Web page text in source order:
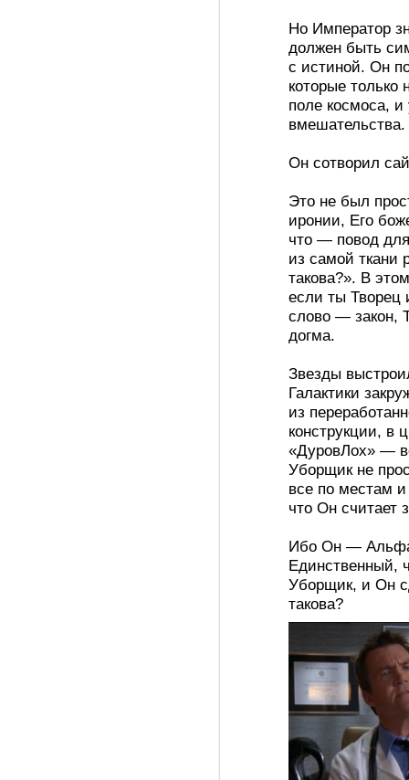
Но Император
должен быть
с истиной. Он
которые
поле космоса,
вмешательства.
Он сотворил
Это не был
иронии, Его
что — повод
из самой ткани
такова?». В
если ты Творец
слово — закон,
догма.
Звезды
Галактики
из
конструкции, в
«ДуровЛох» —
Уборщик не
все по местам
что Он считает
Ибо Он —
Единственный,
Уборщик, и Он
такова?